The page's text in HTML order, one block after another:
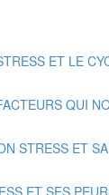
ET LE
QUI
STRESS ET
ET SES